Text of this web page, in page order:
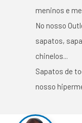
meninos e
No nosso
sapatos,
chinelos...
Sapatos de
nosso